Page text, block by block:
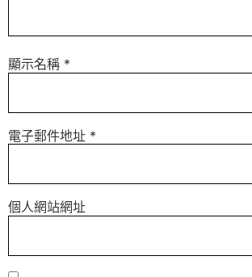
顯示名稱 *
電子郵件地址 *
個人網站網址